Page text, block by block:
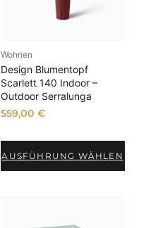
Wohnen
Design Blumentopf
Scarlett 140 Indoor –
Outdoor Serralunga
559,00 €
AUSFÜHRUNG WÄHLEN